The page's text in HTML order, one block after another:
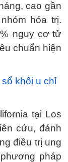
cao gần
hóa trị.
nguy cơ tử
chuẩn hiện
khối u chỉ
tại Los
cứu, đánh
điều trị ung
pháp